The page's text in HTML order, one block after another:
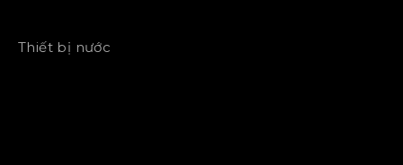
Thiết bị nước